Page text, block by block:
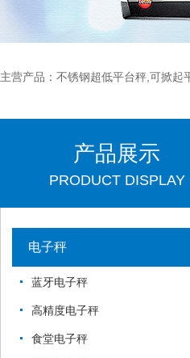
主营产品：不锈钢超低平台秤,可掀起
产品展示
PRODUCT DISPLAY
电子秤
蓝牙电子秤
高精度电子秤
食堂电子秤